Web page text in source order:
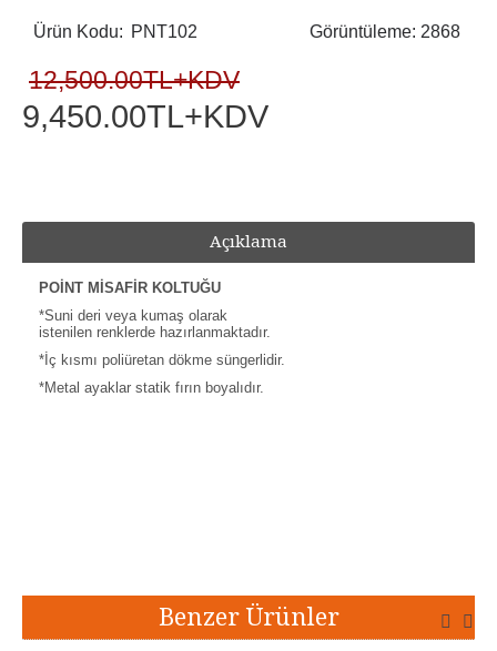
Görüntüleme: 2868
Ürün Kodu: PNT102
12,500.00TL+KDV
9,450.00TL+KDV
Açıklama
POİNT MİSAFİR KOLTUĞU
*Suni deri veya kumaş olarak
istenilen renklerde hazırlanmaktadır.
*İç kısmı poliüretan dökme süngerlidir.
*Metal ayaklar statik fırın boyalıdır.
Benzer Ürünler